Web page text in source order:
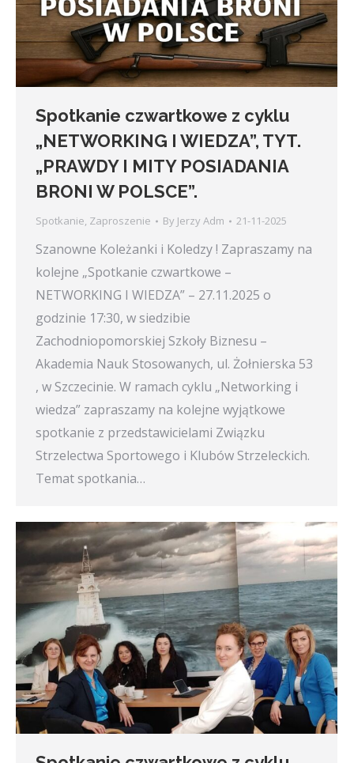
Spotkanie czwartkowe z cyklu
„NETWORKING I WIEDZA”, TYT.
„PRAWDY I MITY POSIADANIA
BRONI W POLSCE”.
Spotkanie, Zaproszenie By Jerzy Adm 21-11-2025
Szanowne Koleżanki i Koledzy ! Zapraszamy na
kolejne „Spotkanie czwartkowe –
NETWORKING I WIEDZA” – 27.11.2025 o
godzinie 17:30, w siedzibie
Zachodniopomorskiej Szkoły Biznesu –
Akademia Nauk Stosowanych, ul. Żołnierska 53
, w Szczecinie. W ramach cyklu „Networking i
wiedza” zapraszamy na kolejne wyjątkowe
spotkanie z przedstawicielami Związku
Strzelectwa Sportowego i Klubów Strzeleckich.
Temat spotkania…